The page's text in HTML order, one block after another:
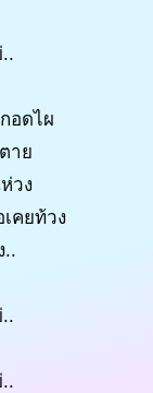
อดไผ
าย
วง
คยท้วง
..